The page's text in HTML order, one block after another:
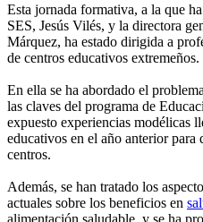
Esta jornada formativa, a la que
SES, Jesús Vilés, y la directora
Márquez, ha estado dirigida a
de centros educativos extremeños.
En ella se ha abordado el
las claves del programa de
expuesto experiencias modélicas
educativos en el año anterior
centros.
Además, se han tratado los
actuales sobre los beneficios en
alimentación saludable, y se ha